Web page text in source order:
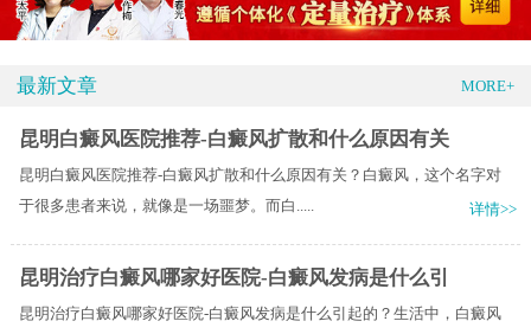
最新文章 MORE+
昆明白癜风医院推荐-白癜风扩散和什么原因有关
昆明白癜风医院推荐-白癜风扩散和什么原因有关？白癜风，这个名字对
于很多患者来说，就像是一场噩梦。而白.....
详情>>
昆明治疗白癜风哪家好医院-白癜风发病是什么引
昆明治疗白癜风哪家好医院-白癜风发病是什么引起的？生活中，白癜风